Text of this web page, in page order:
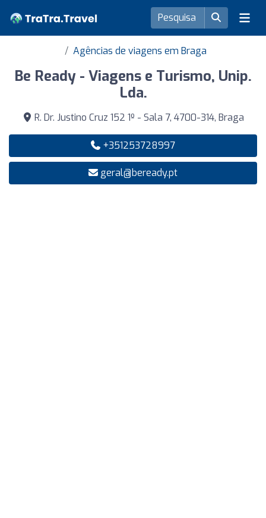
Agências de viagens em Braga
Be Ready - Viagens e Turismo, Unip.
Lda.
R. Dr. Justino Cruz 152 1º - Sala 7, 4700-314, Braga
+351253728997
geral@beready.pt